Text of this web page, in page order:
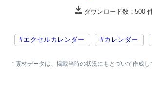
ダウンロード数：500
#エクセルカレンダー #カレンダー
* 素材データは、掲載当時の状況にもとづいて作成し